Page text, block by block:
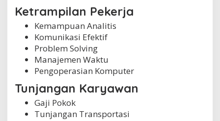
Ketrampilan Pekerja
Kemampuan Analitis
Komunikasi Efektif
Problem Solving
Manajemen Waktu
Pengoperasian Komputer
Tunjangan Karyawan
Gaji Pokok
Tunjangan Transportasi